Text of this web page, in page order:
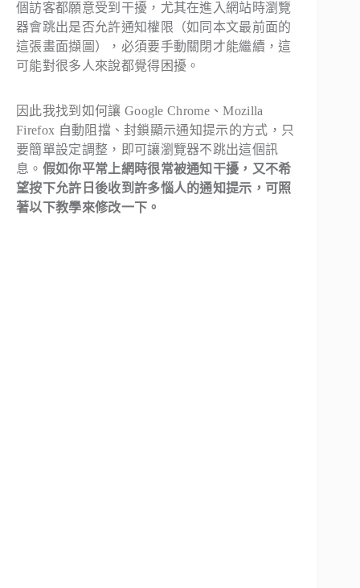
個訪客都願意受到干擾，尤其在進入網站時瀏覽
器會跳出是否允許通知權限（如同本文最前面的
這張畫面擷圖），必須要手動關閉才能繼續，這
可能對很多人來說都覺得困擾。
因此我找到如何讓 Google Chrome、Mozilla
Firefox 自動阻擋、封鎖顯示通知提示的方式，只
要簡單設定調整，即可讓瀏覽器不跳出這個訊
息。 假如你平常上網時很常被通知干擾，又不希
望按下允許日後收到許多惱人的通知提示，可照
著以下教學來修改一下。